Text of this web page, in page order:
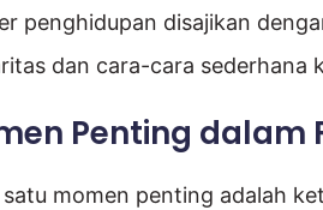
penghidupan disajikan
dan cara-cara sederhana
Penting dalam
satu momen penting adalah